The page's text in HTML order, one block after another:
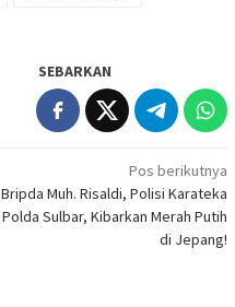
SEBARKAN
Pos berikutnya
Bripda Muh. Risaldi, Polisi Karateka
Polda Sulbar, Kibarkan Merah Putih
di Jepang!